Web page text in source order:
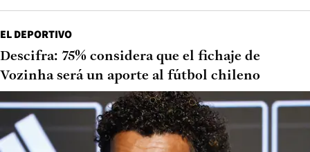
EL DEPORTIVO
Descifra: 75% considera que el fichaje de
Vozinha será un aporte al fútbol chileno